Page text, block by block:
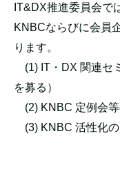
IT&DX推進委員会で
KNBCならびに会員
ります。
(1) IT・DX 関連セ
を募る）
(2) KNBC 定例会
(3) KNBC 活性化